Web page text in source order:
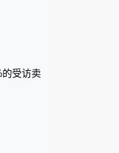
受访卖